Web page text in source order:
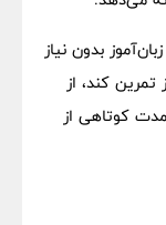
بدون نیاز
کند، از
بگیرد، و در مدت کوتاهی از